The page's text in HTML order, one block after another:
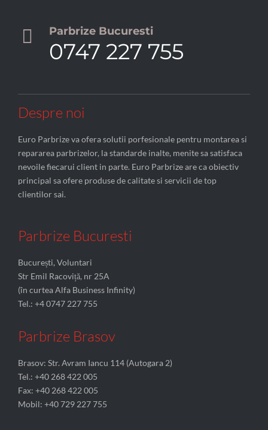
 Parbrize Bucuresti
0747 227 755
Despre noi
Euro Parbrize va ofera solutii porfesionale pentru montarea si
repararea parbrizelor, la standarde inalte, menite sa satisfaca
nevoile fiecarui client in parte. Euro Parbrize are ca obiectiv
principal sa ofere produse de calitate si servicii de top
clientilor sai.
Parbrize Bucuresti
București, Voluntari
Str Emil Racoviță, nr 25A
(în curtea Alfa Business Infinity)
Tel.: +4 0747 227 755
Parbrize Brasov
Brasov: Str. Avram Iancu 114 (Autogara 2)
Tel.: +40 268 422 005
Fax: +40 268 422 005
Mobil: +40 729 227 755